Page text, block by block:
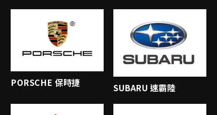
PORSCHE 保時捷 SUBARU 速霸陸